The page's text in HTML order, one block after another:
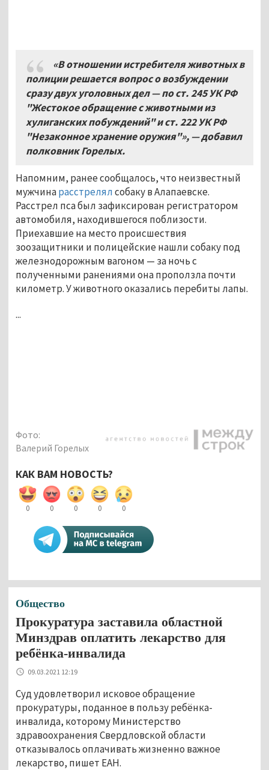
«В отношении истребителя животных в
полиции решается вопрос о возбуждении
сразу двух уголовных дел — по ст.245 УК РФ
"Жестокое обращение с животными из
хулиганских побуждений" и ст.222 УК РФ
"Незаконное хранение оружия"», — добавил
полковник Горелых.
Напомним, ранее сообщалось, что неизвестный
мужчинарасстрелялсобаку в Алапаевске.
Расстрел пса был зафиксирован регистратором
автомобиля, находившегося поблизости.
Приехавшие на место происшествия
зоозащитники и полицейские нашли собаку под
железнодорожным вагоном — за ночь с
полученными ранениями она проползла почти
километр. У животного оказались перебиты лапы.
...
Фото:
Валерий Горелых
КАК ВАМ НОВОСТЬ?
0 0 0 0 0
Общество
Прокуратура заставила областной
Минздрав оплатить лекарство для
ребёнка-инвалида
09.03.2021 12:19
Суд удовлетворил исковое обращение
прокуратуры, поданное в пользу ребёнка-
инвалида, которому Министерство
здравоохранения Свердловской области
отказывалось оплачивать жизненно важное
лекарство, пишет ЕАН.